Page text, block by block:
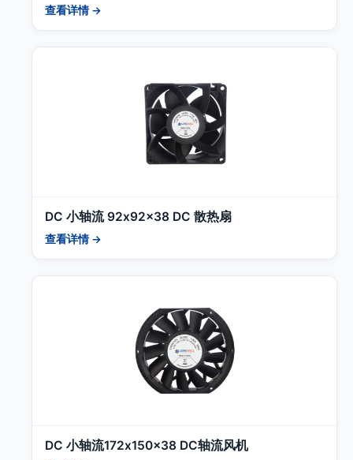
查看详情 →
DC 小轴流 92x92x38 DC 散热扇
查看详情 →
DC 小轴流172x150x38 DC轴流风机